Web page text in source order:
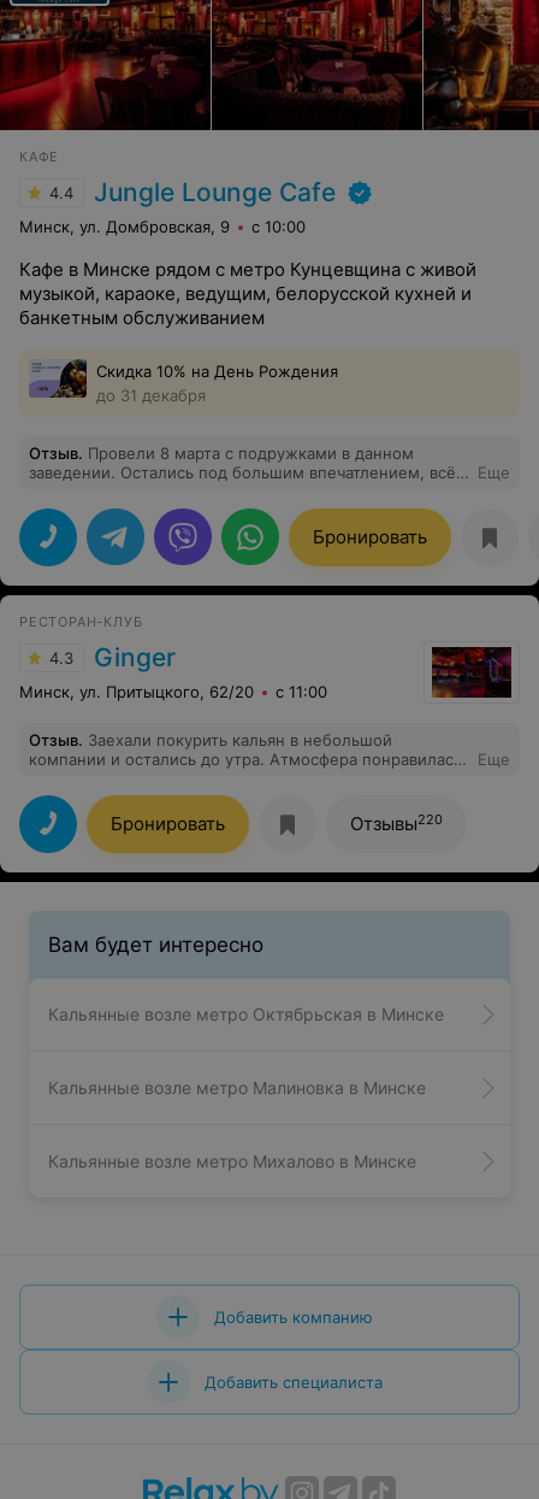
КАФЕ
4.4 Jungle Lounge Cafe
Минск, ул. Домбровская, 9 с 10:00
Кафе в Минске рядом с метро Кунцевщина с живой
музыкой, караоке, ведущим, белорусской кухней и
банкетным обслуживанием
Скидка 10% на День Рождения
до 31 декабря
Отзыв. Провели 8 марта с подружками в данном
заведении. Остались под большим впечатлением, всё
охрана, вежливые, внимательные и ненавязчивые
официанты, обслуживание замечательное! Порции
большие и блюда очень вкусные. Кальян
соответствует всем ожиданиям и запросам.
Программа огонь, кавер-бенд зашёл на ура,
обязательно! Большое спасибо всей команде Jungle
Еще
Бронировать
РЕСТОРАН-КЛУБ
4.3 Ginger
Минск, ул. Притыцкого, 62/20 с 11:00
Отзыв. Заехали покурить кальян в небольшой
компании и остались до утра. Атмосфера понравилась,
Салат Джинджер - очень понравилось, было вкусно.
Для первого раза впечатления очень хорошие.
Еще
Бронировать Отзывы220
Вам будет интересно
Кальянные возле метро Октябрьская в Минске
Кальянные возле метро Малиновка в Минске
Кальянные возле метро Михалово в Минске
Добавить компанию
Добавить специалиста